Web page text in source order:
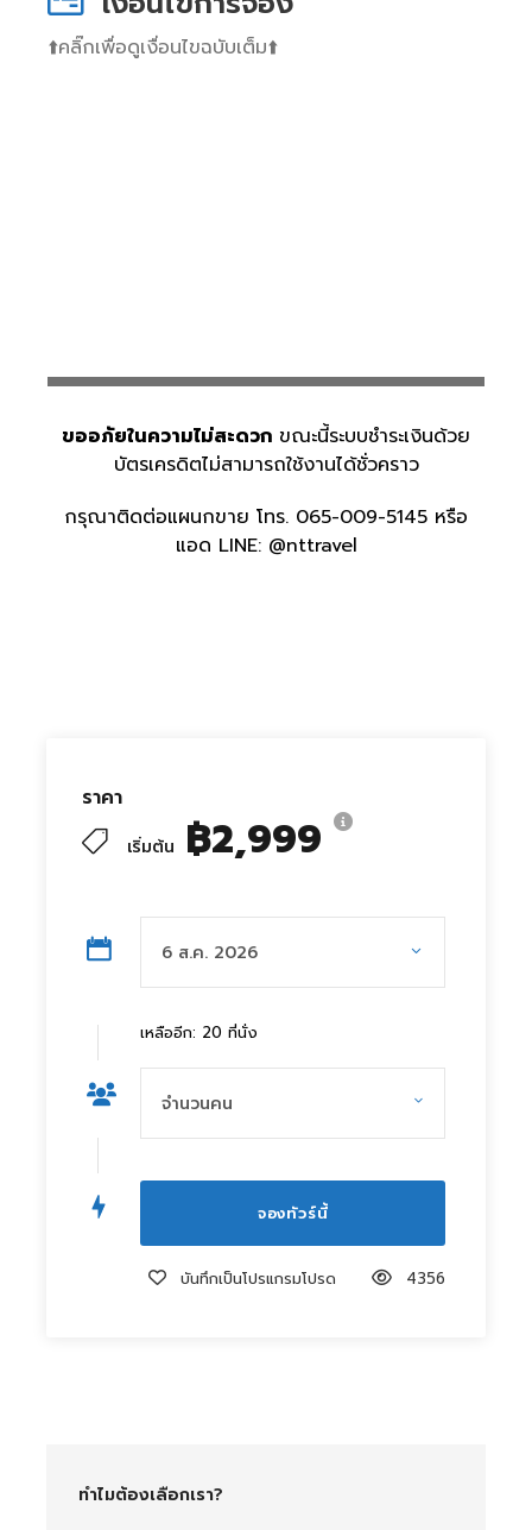
ราคา
เริ่มต้น ฿2,999
เหลืออีก: 20 ที่นั่ง
บันทึกเป็นโปรแกรมโปรด 4356
ทำไมต้องเลือกเรา?
⬆️คลิ๊กเพื่อดูเงื่อนไขฉบับเต็ม⬆️
ขออภัยในความไม่สะดวก ขณะนี้ระบบชำระเงินด้วย
บัตรเครดิตไม่สามารถใช้งานได้ชั่วคราว
กรุณาติดต่อแผนกขาย โทร. 065-009-5145 หรือ
แอด LINE: @nttravel